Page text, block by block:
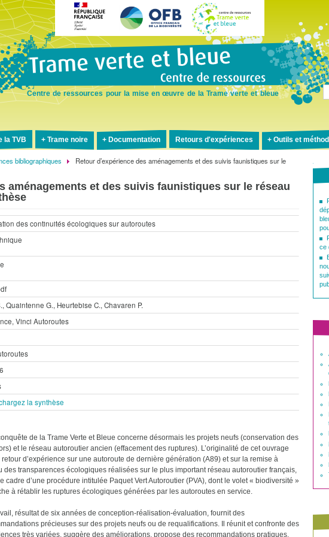
au
contenu
Centre de ressources pour la mise en œuvre de la Trame verte et bleue
la TVB Trame noire Documentation Retours d'expériences Outils et
bibliographiques
Retour d’expérience des aménagements et des suivis faunistiques sur le
aménagements et des suivis faunistiques sur le réseau
des continuités écologiques sur autoroutes
Quaintenne G., Heurtebise C., Chavaren P.
Vinci Autoroutes
la synthèse
de la Trame Verte et Bleue concerne désormais les projets neufs (conservation des
et le réseau autoroutier ancien (effacement des ruptures). L’originalité de cet ouvrage
retour d’expérience sur une autoroute de dernière génération (A89) et sur la remise à
des transparences écologiques réalisées sur le plus important réseau autoroutier français,
cadre d’une procédure intitulée Paquet Vert Autoroutier (PVA), dont le volet « biodiversité »
à rétablir les ruptures écologiques générées par les autoroutes en service.
résultat de six années de conception-réalisation-évaluation, fournit des
précieuses sur des projets neufs ou de requalifications. Il réunit et confronte des
très variées, suggère des améliorations, propose des recommandations pratiques,
ce